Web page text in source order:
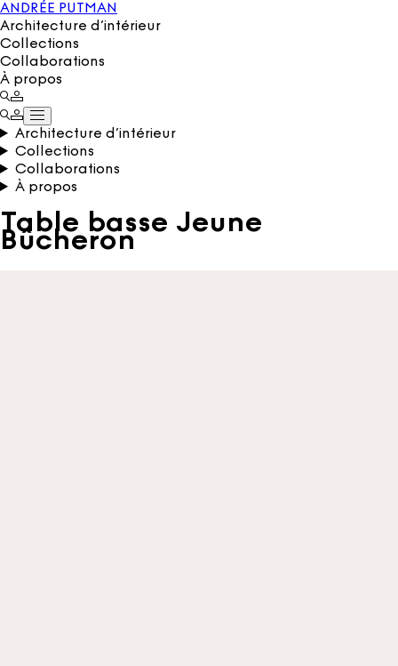
ANDRÉE PUTMAN
Architecture d’intérieur
Collections
Collaborations
À propos
Architecture d’intérieur
Collections
Collaborations
À propos
Table basse Jeune
Bûcheron